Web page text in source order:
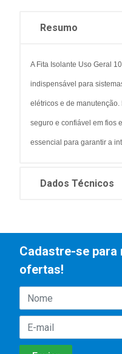
Resumo
A Fita Isolante Uso Geral
indispensável para
elétricos e de
seguro e confiável em fios
essencial para garantir a
Dados Técnicos
Cadastre-se para
ofertas!